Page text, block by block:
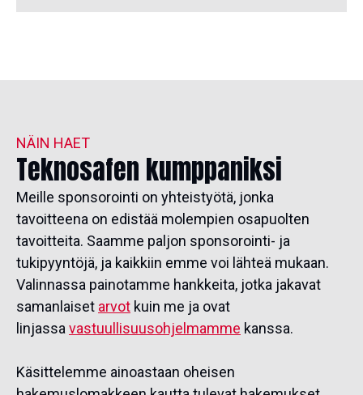
NÄIN HAET
Teknosafen kumppaniksi
Meille sponsorointi on yhteistyötä, jonka
tavoitteena on edistää molempien osapuolten
tavoitteita. Saamme paljon sponsorointi- ja
tukipyyntöjä, ja kaikkiin emme voi lähteä mukaan.
Valinnassa painotamme hankkeita, jotka jakavat
samanlaiset arvot kuin me ja ovat
linjassa vastuullisuusohjelmamme kanssa.
Käsittelemme ainoastaan oheisen